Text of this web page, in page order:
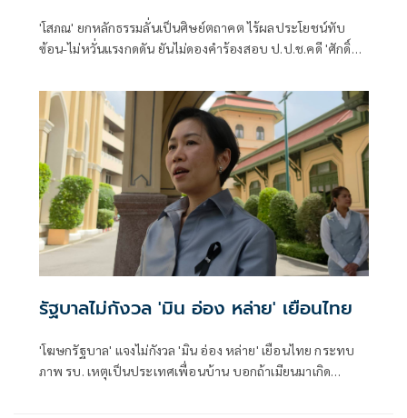
'โสภณ' ยกหลักธรรมลั่นเป็นศิษย์ตถาคต ไร้ผลประโยชน์ทับ
ซ้อน-ไม่หวั่นแรงกดดัน ยันไม่ดองคำร้องสอบ ป.ป.ช.คดี 'ศักดิ์
กฎหมายไม่ใช่อารมณ์
รัฐบาลไม่กังวล 'มิน อ่อง หล่าย' เยือนไทย
'โฆษกรัฐบาล' แจงไม่กังวล 'มิน อ่อง หล่าย' เยือนไทย กระทบ
ภาพ รบ. เหตุเป็นประเทศเพื่อนบ้าน บอกถ้าเมียนมาเกิด